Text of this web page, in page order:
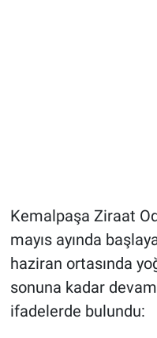
Kemalpaşa Ziraat
mayıs ayında
haziran ortasında
sonuna kadar
ifadelerde bulundu: